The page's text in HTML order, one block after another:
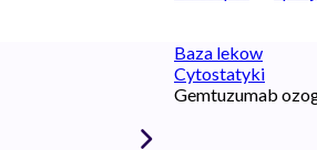
Baza lekow
Cytostatyki
Gemtuzumab